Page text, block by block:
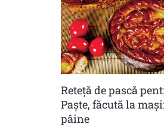
Reteță de pască
Paște, făcută la
pâine